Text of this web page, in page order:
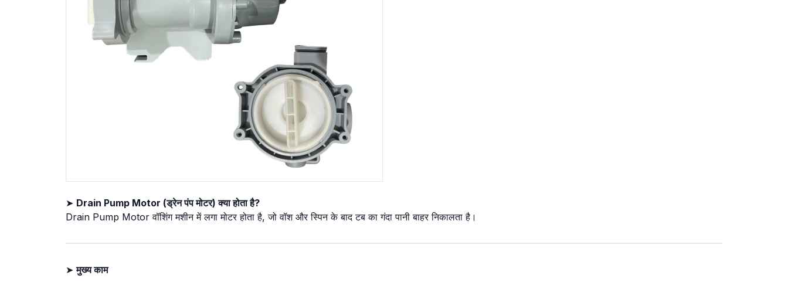
➤ Drain Pump Motor (ड्रेन पंप मोटर) क्या होता है?
Drain Pump Motor वॉशिंग मशीन में लगा मोटर होता है, जो वॉश और स्पिन के बाद टब का गंदा पानी बाहर निकालता है।
➤मुख्य काम